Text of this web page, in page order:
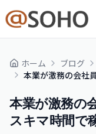
ホーム ブログ
本業が激務の
スキマ時間で